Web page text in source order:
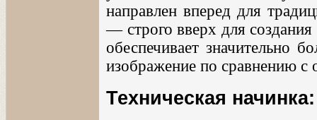
направлен вперед для
— строго вверх для
обеспечивает значительно
изображение по сравнению
Техническая